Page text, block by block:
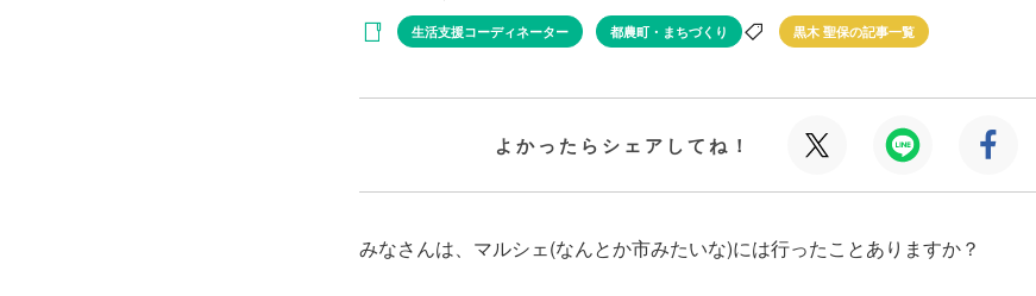
生活支援コーディネーター 都農町・まちづくり 黒木 聖保の記事一覧
よかったらシェアしてね！
みなさんは、マルシェ(なんとか市みたいな)には行ったことありますか？